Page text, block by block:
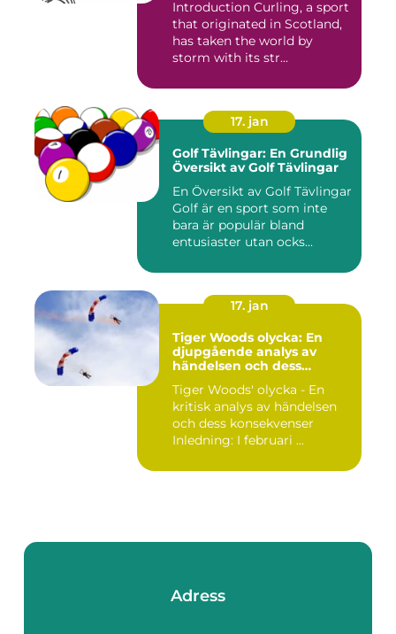
Introduction Curling, a sport
that originated in Scotland,
has taken the world by
storm with its str...
17. jan
Golf Tävlingar: En Grundlig
Översikt av Golf Tävlingar
En Översikt av Golf Tävlingar
Golf är en sport som inte
bara är populär bland
entusiaster utan ocks...
17. jan
Tiger Woods olycka: En
djupgående analys av
händelsen och dess
Tiger Woods' olycka - En
kritisk analys av händelsen
och dess konsekvenser
Inledning: I februari ...
Adress